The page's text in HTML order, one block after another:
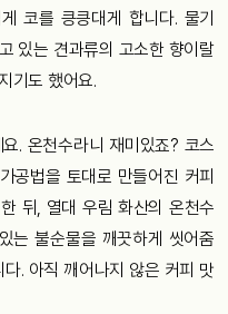
코를 킁킁대게 합니다. 물기
있는 견과류의 고소한 향이랄
기도 했어요.
. 온천수라니 재미있죠? 코스
공법을 토대로 만들어진 커피
뒤, 열대 우림 화산의 온천수
는 불순물을 깨끗하게 씻어줌
. 아직 깨어나지 않은 커피 맛